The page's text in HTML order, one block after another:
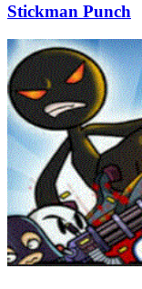
Stickman Punch